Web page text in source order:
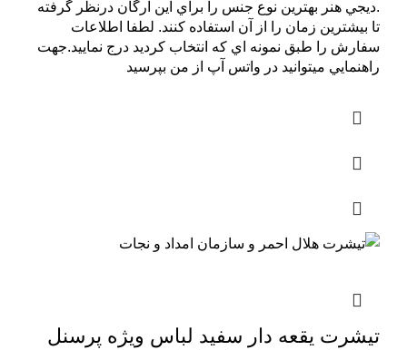
.ديجي هنر بهترين نوع جنس را براي اين ارگان درنظر گرفته
تا بيشترين زمان را از آن استفاده کنند. لطفا اطلاعات
سفارش را طبق نمونه اي که انتخاب کرديد درج نماييد.جهت
راهنمايي ميتوانيد در واتس آپ از من بپرسيد
تیشرت یقعه دار سفید لباس ویژه پرسنل